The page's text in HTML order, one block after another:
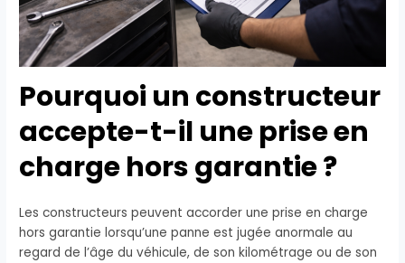
Pourquoi un constructeur
accepte-t-il une prise en
charge hors garantie ?
Les constructeurs peuvent accorder une prise en charge
hors garantie lorsqu’une panne est jugée anormale au
regard de l’âge du véhicule, de son kilométrage ou de son